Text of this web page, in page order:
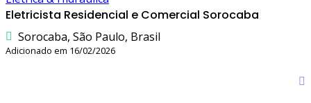
Eletricista Residencial e Comercial Sorocaba
Sorocaba, São Paulo, Brasil
Adicionado em 16/02/2026